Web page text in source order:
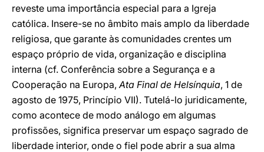
reveste uma importância especial para a Igreja
católica. Insere-se no âmbito mais amplo da liberdade
religiosa, que garante às comunidades crentes um
espaço próprio de vida, organização e disciplina
interna (cf. Conferência sobre a Segurança e a
Cooperação na Europa,Ata Final de Helsínquia, 1 de
agosto de 1975, Princípio VII). Tutelá-lo juridicamente,
como acontece de modo análogo em algumas
profissões, significa preservar um espaço sagrado de
liberdade interior, onde o fiel pode abrir a sua alma